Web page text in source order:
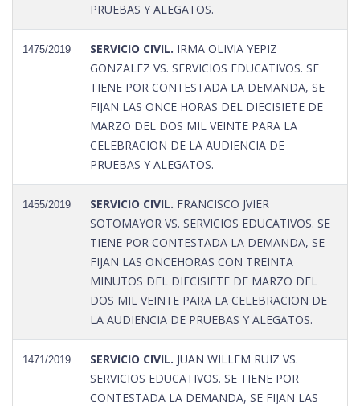
PRUEBAS Y ALEGATOS.
1475/2019 SERVICIO CIVIL. IRMA OLIVIA YEPIZ
GONZALEZ VS. SERVICIOS EDUCATIVOS. SE
TIENE POR CONTESTADA LA DEMANDA, SE
FIJAN LAS ONCE HORAS DEL DIECISIETE DE
MARZO DEL DOS MIL VEINTE PARA LA
CELEBRACION DE LA AUDIENCIA DE
PRUEBAS Y ALEGATOS.
1455/2019 SERVICIO CIVIL. FRANCISCO JVIER
SOTOMAYOR VS. SERVICIOS EDUCATIVOS. SE
TIENE POR CONTESTADA LA DEMANDA, SE
FIJAN LAS ONCEHORAS CON TREINTA
MINUTOS DEL DIECISIETE DE MARZO DEL
DOS MIL VEINTE PARA LA CELEBRACION DE
LA AUDIENCIA DE PRUEBAS Y ALEGATOS.
1471/2019 SERVICIO CIVIL. JUAN WILLEM RUIZ VS.
SERVICIOS EDUCATIVOS. SE TIENE POR
CONTESTADA LA DEMANDA, SE FIJAN LAS